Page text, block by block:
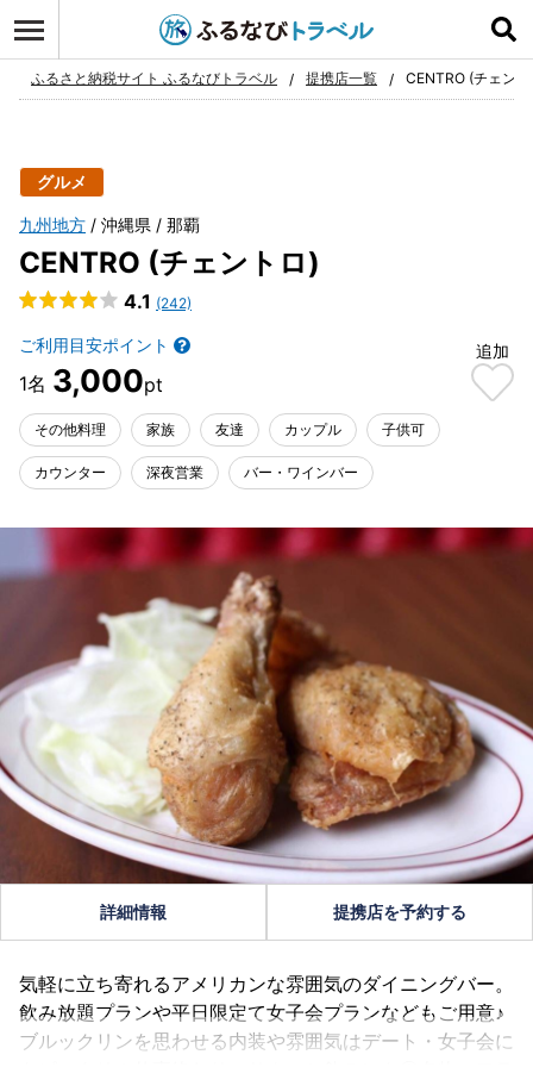
お気に入り
ふるさと納税サイト ふるなびトラベル 提携店一覧 CENTRO (チェン
グルメ
九州地方 沖縄県 那覇
CENTRO (チェントロ)
4.1 (242)
ご利用目安ポイント
3,000
追加
その他料理 家族 友達 カップル 子供可
カウンター 深夜営業 バー・ワインバー
詳細情報 提携店を予約する
気軽に立ち寄れるアメリカンな雰囲気のダイニングバー。
飲み放題プランや平日限定て女子会プランなどもご用意♪
ブルックリンを思わせる内装や雰囲気はデート・女子会に